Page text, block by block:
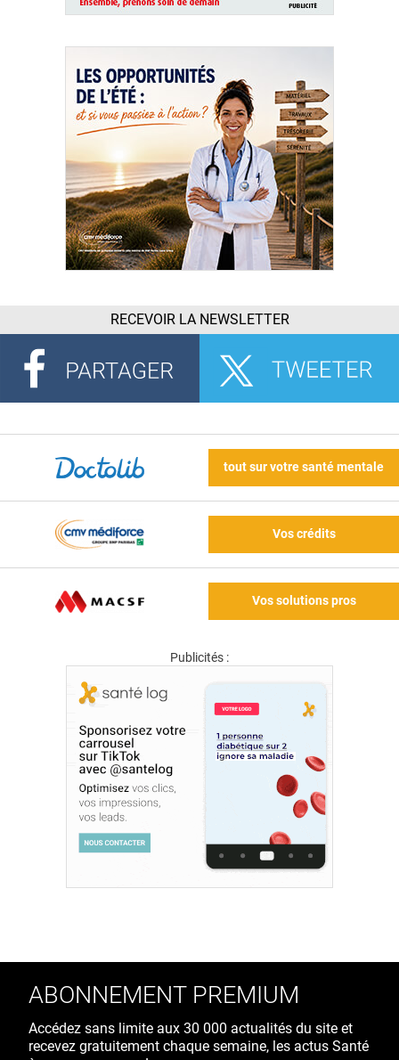
RECEVOIR LA NEWSLETTER
tout sur votre santé mentale
Vos crédits
Vos solutions pros
Publicités :
ABONNEMENT PREMIUM
Accédez sans limite aux 30 000 actualités du site et
recevez gratuitement chaque semaine, les actus Santé